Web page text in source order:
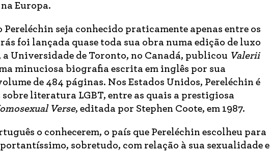
Europa.
seja conhecido praticamente apenas entre os
foi lançada quase toda sua obra numa edição de luxo
a Universidade de Toronto, no Canadá, publicou Valerii
minuciosa biografia escrita em inglês por sua
de 484 páginas. Nos Estados Unidos, Pereléchin é
literatura LGBT, entre as quais a prestigiosa
Verse, editada por Stephen Coote, em 1987.
o conhecerem, o país que Pereléchin escolheu para
sobretudo, com relação à sua sexualidade e